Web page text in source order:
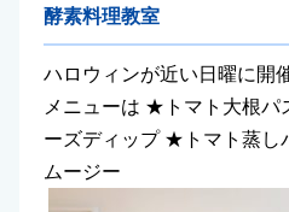
酵素料理教室
ハロウィンが近い日曜に開
メニューは ★トマト大根
ーズディップ ★トマト蒸し
ムージー